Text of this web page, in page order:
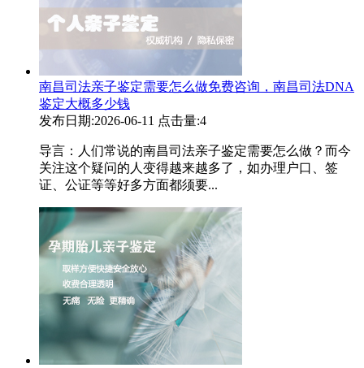
南昌司法亲子鉴定需要怎么做免费咨询，南昌司法DNA
鉴定大概多少钱
发布日期:2026-06-11 点击量:4
导言：人们常说的南昌司法亲子鉴定需要怎么做？而今
关注这个疑问的人变得越来越多了，如办理户口、签
证、公证等等好多方面都须要...